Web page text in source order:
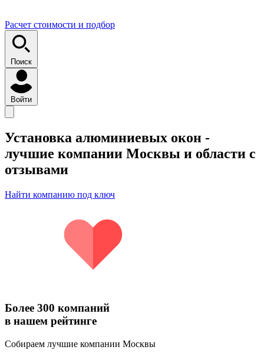
Расчет стоимости и подбор
Поиск
Войти
Установка алюминиевых окон -
лучшие компании Москвы и области с
отзывами
Найти компанию под ключ
Более 300 компаний
в нашем рейтинге
Собираем лучшие компании Москвы